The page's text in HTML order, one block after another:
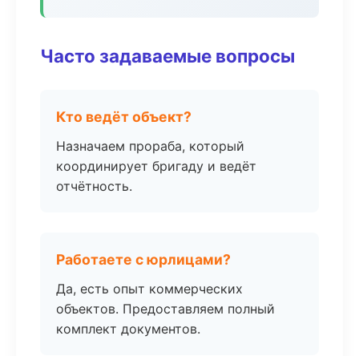
Часто задаваемые вопросы
Кто ведёт объект?
Назначаем прораба, который
координирует бригаду и ведёт
отчётность.
Работаете с юрлицами?
Да, есть опыт коммерческих
объектов. Предоставляем полный
комплект документов.